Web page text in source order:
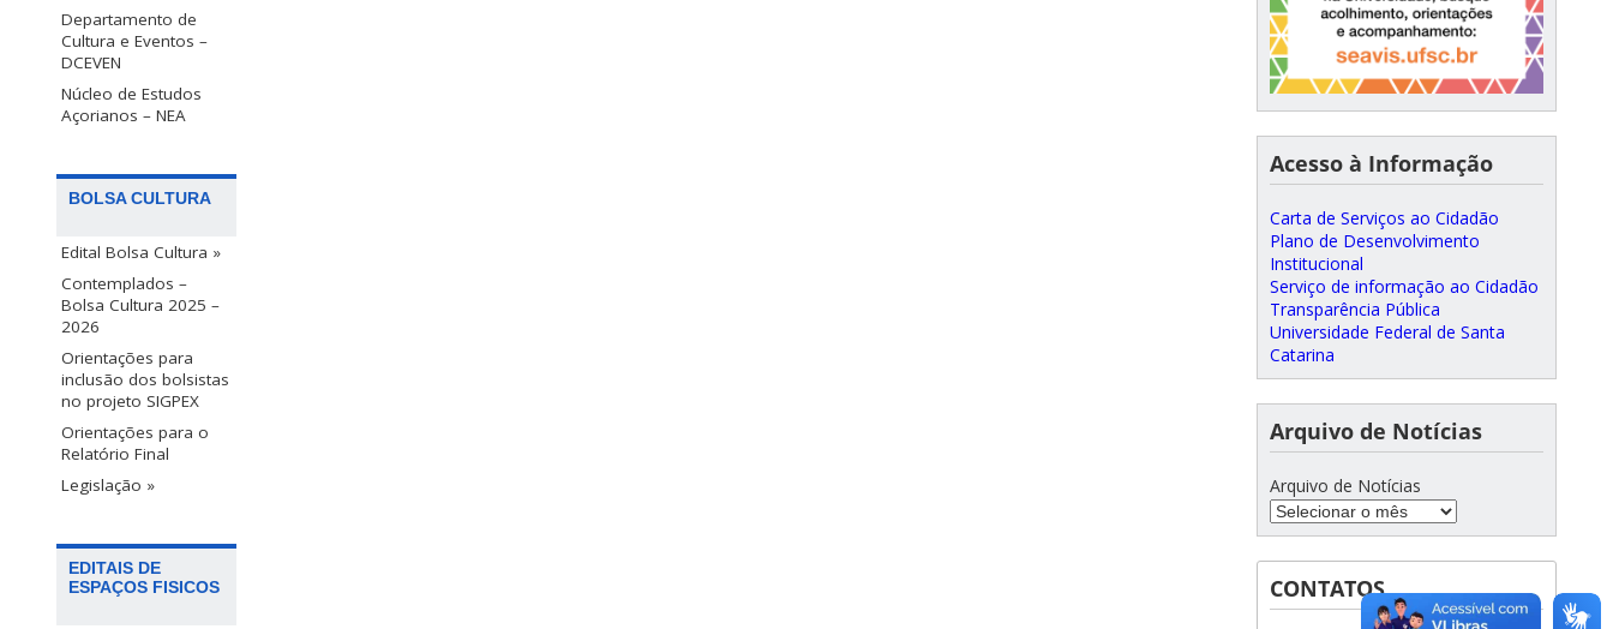
Departamento de
Cultura e Eventos –
DCEVEN
Núcleo de Estudos
Açorianos – NEA
BOLSA CULTURA
Edital Bolsa Cultura »
Contemplados –
Bolsa Cultura 2025 –
2026
Orientações para
inclusão dos bolsistas
no projeto SIGPEX
Orientações para o
Relatório Final
Legislação »
EDITAIS DE
ESPAÇOS FISICOS
Acesso à Informação
Carta de Serviços ao Cidadão
Plano de Desenvolvimento
Institucional
Serviço de informação ao Cidadão
Transparência Pública
Universidade Federal de Santa
Catarina
Arquivo de Notícias
Arquivo de Notícias
CONTATOS